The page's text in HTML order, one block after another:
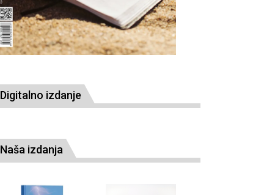
Digitalno izdanje
Naša izdanja